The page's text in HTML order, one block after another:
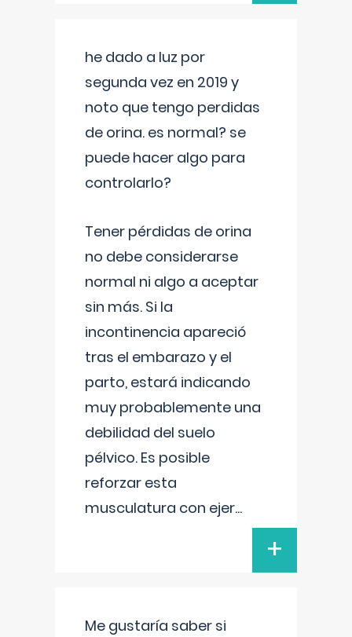
he dado a luz por
segunda vez en 2019 y
noto que tengo perdidas
de orina. es normal? se
puede hacer algo para
controlarlo?
Tener pérdidas de orina
no debe considerarse
normal ni algo a aceptar
sin más. Si la
incontinencia apareció
tras el embarazo y el
parto, estará indicando
muy probablemente una
debilidad del suelo
pélvico. Es posible
reforzar esta
musculatura con ejer...
+
Me gustaría saber si